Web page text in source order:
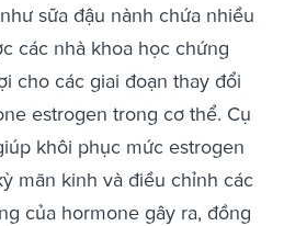
sữa đậu nành chứa nhiều
các nhà khoa học chứng
cho các giai đoạn thay đổi
estrogen trong cơ thể. Cụ
khôi phục mức estrogen
mãn kinh và điều chỉnh các
của hormone gây ra, đồng